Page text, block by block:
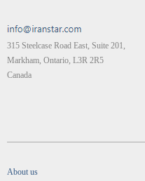
315 Steelcase Road East, Suite 201,
Markham, Ontario, L3R 2R5
Canada
About us